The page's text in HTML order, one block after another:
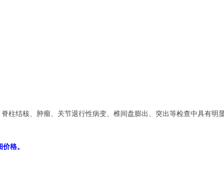
柱结核、肿瘤、关节退行性病变、椎间盘膨出、突出等检查中具有明
价格。